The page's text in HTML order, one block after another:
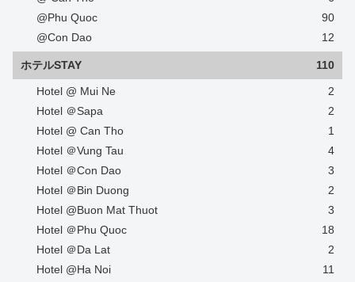
@Phu Quoc
90
@Con Dao
12
ホテルSTAY 110
Hotel @ Mui Ne
2
Hotel ＠Sapa
2
Hotel @ Can Tho
1
Hotel ＠Vung Tau
4
Hotel ＠Con Dao
3
Hotel ＠Bin Duong
2
Hotel @Buon Mat Thuot
3
Hotel ＠Phu Quoc
18
Hotel ＠Da Lat
2
Hotel @Ha Noi
11